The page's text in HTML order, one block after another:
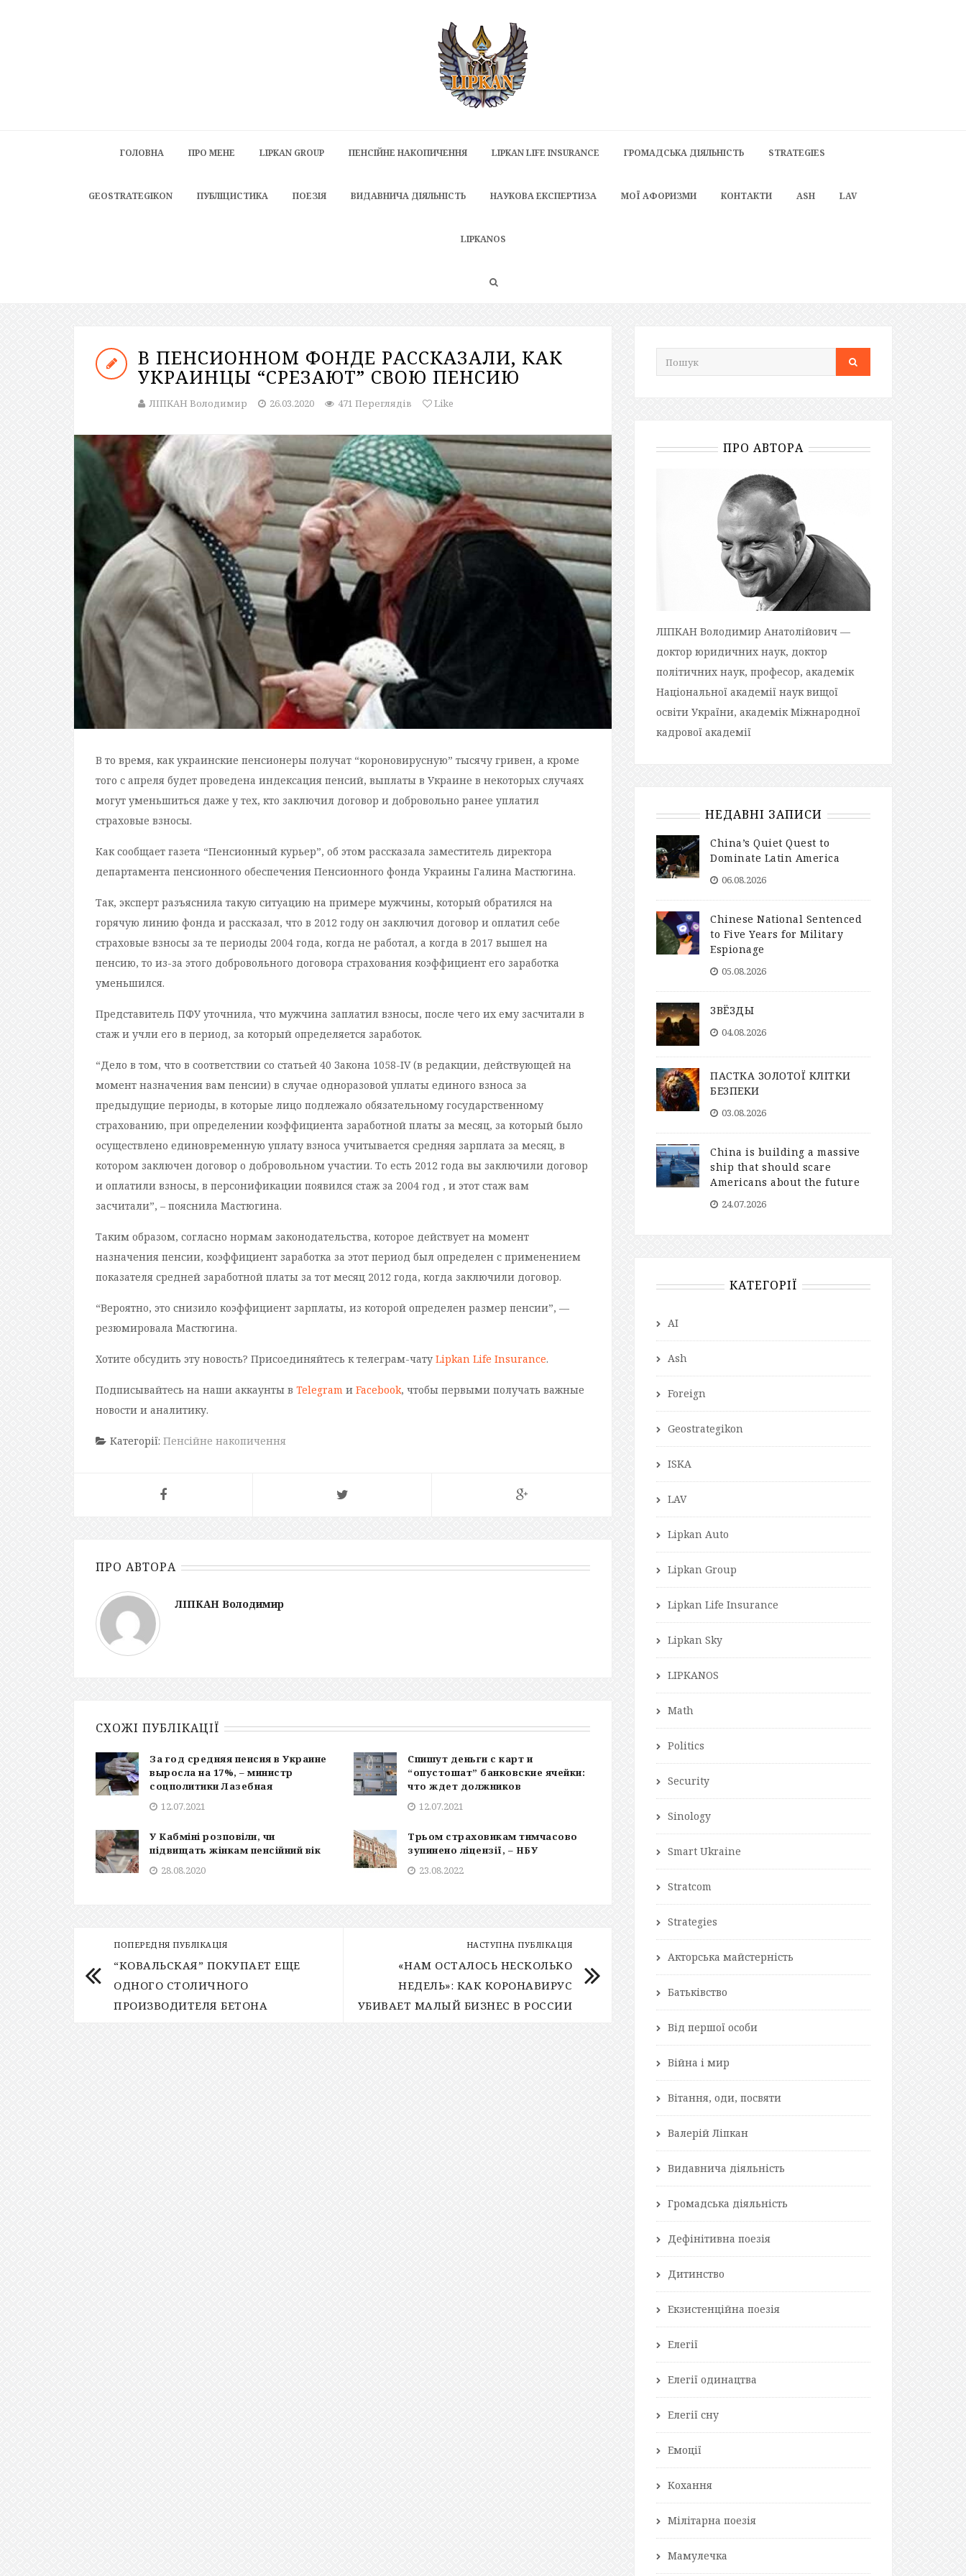
ГОЛОВНА ПРО МЕНЕ LIPKAN GROUP ПЕНСІЙНЕ НАКОПИЧЕННЯ LIPKAN LIFE INSURANCE ГРОМАДСЬКА ДІЯЛЬНІСТЬ STRATEGIES
GEOSTRATEGIKON ПУБЛІЦИСТИКА ПОЕЗІЯ ВИДАВНИЧА ДІЯЛЬНІСТЬ НАУКОВА ЕКСПЕРТИЗА МОЇ АФОРИЗМИ КОНТАКТИ ASH LAV
LIPKANOS
В ПЕНСИОННОМ ФОНДЕ РАССКАЗАЛИ, КАК
УКРАИНЦЫ “СРЕЗАЮТ” СВОЮ ПЕНСИЮ
ЛІПКАН Володимир 26.03.2020 471 Переглядів Like
В то время, как украинские пенсионеры получат “короновирусную” тысячу гривен, а кроме
того с апреля будет проведена индексация пенсий, выплаты в Украине в некоторых случаях
могут уменьшиться даже у тех, кто заключил договор и добровольно ранее уплатил
страховые взносы.
Как сообщает газета “Пенсионный курьер”, об этом рассказала заместитель директора
департамента пенсионного обеспечения Пенсионного фонда Украины Галина Мастюгина.
Так, эксперт разъяснила такую ситуацию на примере мужчины, который обратился на
горячую линию фонда и рассказал, что в 2012 году он заключил договор и оплатил себе
страховые взносы за те периоды 2004 года, когда не работал, а когда в 2017 вышел на
пенсию, то из-за этого добровольного договора страхования коэффициент его заработка
уменьшился.
Представитель ПФУ уточнила, что мужчина заплатил взносы, после чего их ему засчитали в
стаж и учли его в период, за который определяется заработок.
“Дело в том, что в соответствии со статьей 40 Закона 1058-IV (в редакции, действующей на
момент назначения вам пенсии) в случае одноразовой уплаты единого взноса за
предыдущие периоды, в которые лицо подлежало обязательному государственному
страхованию, при определении коэффициента заработной платы за месяц, за который было
осуществлено единовременную уплату взноса учитывается средняя зарплата за месяц, в
котором заключен договор о добровольном участии. То есть 2012 года вы заключили договор
и оплатили взносы, в персонификации появился стаж за 2004 год , и этот стаж вам
засчитали”, – пояснила Мастюгина.
Таким образом, согласно нормам законодательства, которое действует на момент
назначения пенсии, коэффициент заработка за этот период был определен с применением
показателя средней заработной платы за тот месяц 2012 года, когда заключили договор.
“Вероятно, это снизило коэффициент зарплаты, из которой определен размер пенсии”, —
резюмировала Мастюгина.
Хотите обсудить эту новость? Присоединяйтесь к телеграм-чату Lipkan Life Insurance.
Подписывайтесь на наши аккаунты в Telegram и Facebook, чтобы первыми получать важные
новости и аналитику.
Категорії: Пенсійне накопичення
ПРО АВТОРА
ЛІПКАН Володимир
СХОЖІ ПУБЛІКАЦІЇ
За год средняя пенсия в Украине
выросла на 17%, – министр
соцполитики Лазебная
12.07.2021
Спишут деньги с карт и
“опустошат” банковские ячейки:
что ждет должников
12.07.2021
У Кабміні розповіли, чи
підвищать жінкам пенсійний вік
28.08.2020
Трьом страховикам тимчасово
зупинено ліцензії, – НБУ
23.08.2022
ПОПЕРЕДНЯ ПУБЛІКАЦІЯ
“КОВАЛЬСКАЯ” ПОКУПАЕТ ЕЩЕ
ОДНОГО СТОЛИЧНОГО
ПРОИЗВОДИТЕЛЯ БЕТОНА
НАСТУПНА ПУБЛІКАЦІЯ
«НАМ ОСТАЛОСЬ НЕСКОЛЬКО
НЕДЕЛЬ»: КАК КОРОНАВИРУС
УБИВАЕТ МАЛЫЙ БИЗНЕС В РОССИИ
ПРО АВТОРА
ЛІПКАН Володимир Анатолійович —
доктор юридичних наук, доктор
політичних наук, професор, академік
Національної академії наук вищої
освіти України, академік Міжнародної
кадрової академії
НЕДАВНІ ЗАПИСИ
China’s Quiet Quest to
Dominate Latin America
06.08.2026
Chinese National Sentenced
to Five Years for Military
Espionage
05.08.2026
ЗВЁЗДЫ
04.08.2026
ПАСТКА ЗОЛОТОЇ КЛІТКИ
БЕЗПЕКИ
03.08.2026
China is building a massive
ship that should scare
Americans about the future
24.07.2026
КАТЕГОРІЇ
AI
Ash
Foreign
Geostrategikon
ISKA
LAV
Lipkan Auto
Lipkan Group
Lipkan Life Insurance
Lipkan Sky
LIPKANOS
Math
Politics
Security
Sinology
Smart Ukraine
Stratcom
Strategies
Акторська майстерність
Батьківство
Від першої особи
Війна і мир
Вітання, оди, посвяти
Валерій Ліпкан
Видавнича діяльність
Громадська діяльність
Дефінітивна поезія
Дитинство
Екзистенційна поезія
Елегії
Елегії одинацтва
Елегії сну
Емоції
Кохання
Мілітарна поезія
Мамулечка